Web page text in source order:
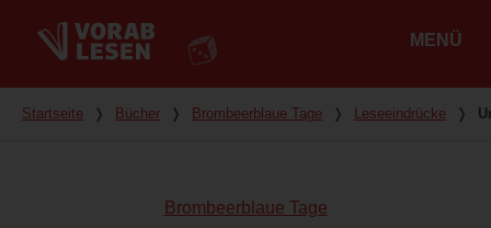
MENÜ
Du bist hier
Startseite ❭ Bücher ❭ Brombeerblaue Tage ❭ Leseeindrücke ❭
Brombeerblaue Tage